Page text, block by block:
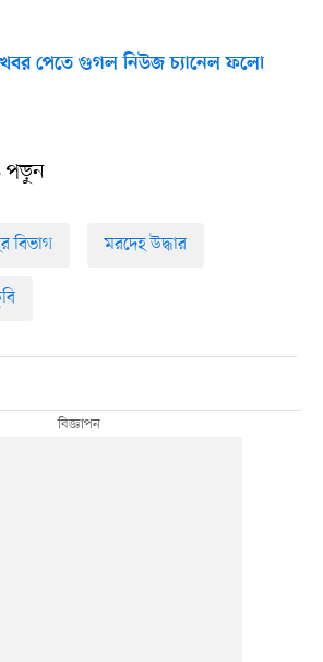
পেতে গুগল নিউজ চ্যানেল ফলো
পড়ুন
বিভাগ মরদেহ উদ্ধার